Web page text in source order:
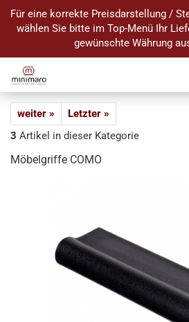
Für eine korrekte Preisdarstellung /
wählen Sie bitte im Top-Menü Ihr
gewünschte Währung
weiter »
Letzter »
3 Artikel in dieser Kategorie
Möbelgriffe COMO